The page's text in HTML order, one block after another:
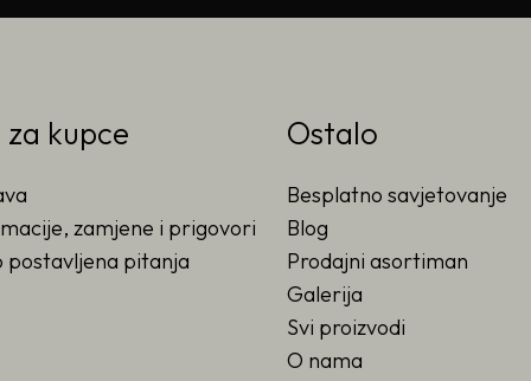
kupce
zamjene i prigovori
postavljena pitanja
Ostalo
Besplatno savjetovanje
Blog
Prodajni asortiman
Galerija
Svi proizvodi
O nama